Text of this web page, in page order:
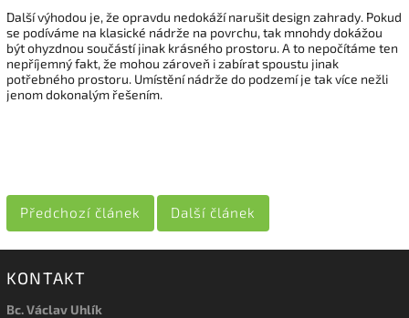
Další výhodou je, že opravdu nedokáží narušit design zahrady. Pokud
se podíváme na klasické nádrže na povrchu, tak mnohdy dokážou
být ohyzdnou součástí jinak krásného prostoru. A to nepočítáme ten
nepříjemný fakt, že mohou zároveň i zabírat spoustu jinak
potřebného prostoru. Umístění nádrže do podzemí je tak více nežli
jenom dokonalým řešením.
Předchozí článek Další článek
KONTAKT
Bc. Václav Uhlík